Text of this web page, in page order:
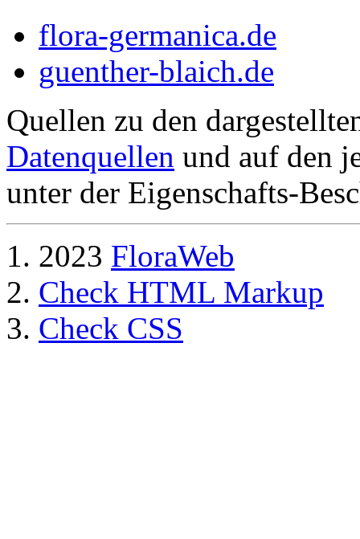
flora-germanica.de
guenther-blaich.de
Quellen zu den
Datenquellen und auf den
unter der Eigenschafts-
2023 FloraWeb
Check HTML Markup
Check CSS